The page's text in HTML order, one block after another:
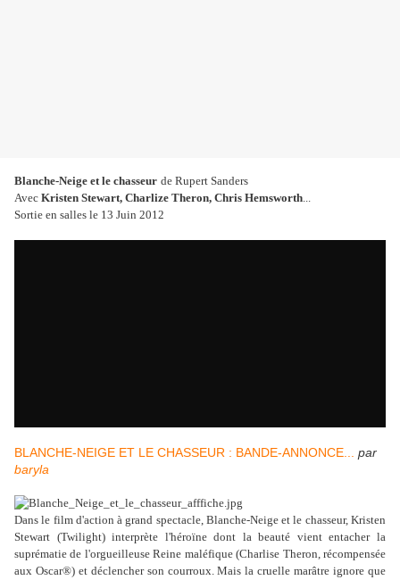
Blanche-Neige et le chasseur de Rupert Sanders
Avec Kristen Stewart, Charlize Theron, Chris Hemsworth...
Sortie en salles le 13 Juin 2012
BLANCHE-NEIGE ET LE CHASSEUR : BANDE-ANNONCE...
par
baryla
Dans le film d'action à grand spectacle, Blanche-Neige et le chasseur, Kristen
Stewart (Twilight) interprète l'héroïne dont la beauté vient entacher la
suprématie de l'orgueilleuse Reine maléfique (Charlise Theron, récompensée
aux Oscar®) et déclencher son courroux. Mais la cruelle marâtre ignore que